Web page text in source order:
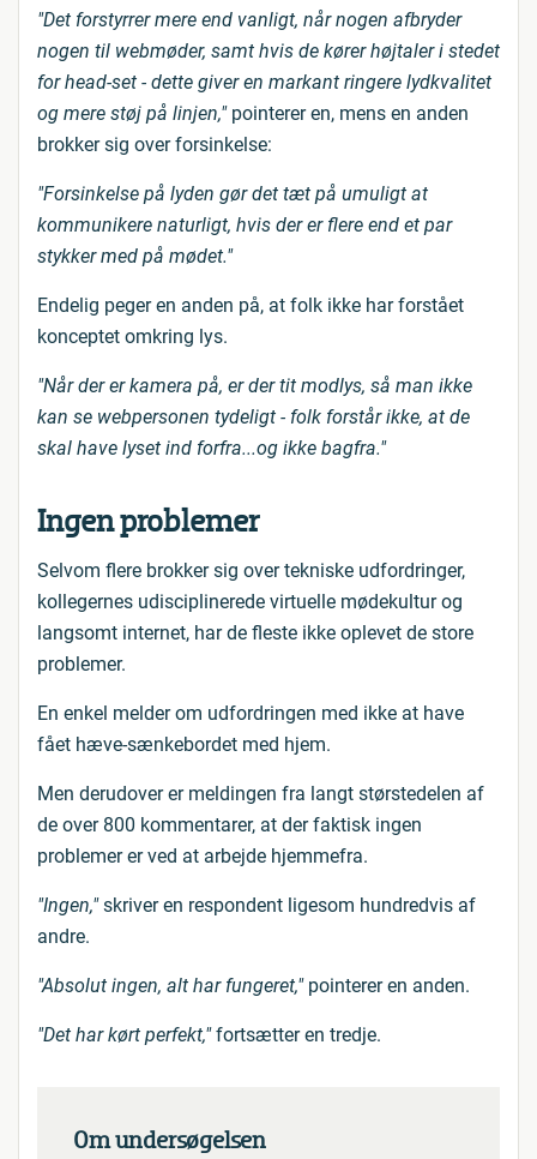
"Det forstyrrer mere end vanligt, når nogen afbryder
nogen til webmøder, samt hvis de kører højtaler i stedet
for head-set - dette giver en markant ringere lydkvalitet
og mere støj på linjen,"pointerer en, mens en anden
brokker sig over forsinkelse:
"Forsinkelse på lyden gør det tæt på umuligt at
kommunikere naturligt, hvis der er flere end et par
stykker med på mødet."
Endelig peger en anden på, at folk ikke har forstået
konceptet omkring lys.
"Når der er kamera på, er der tit modlys, så man ikke
kan se webpersonen tydeligt - folk forstår ikke, at de
skal have lyset ind forfra...og ikke bagfra."
Ingen problemer
Selvom flere brokker sig over tekniske udfordringer,
kollegernes udisciplinerede virtuelle mødekultur og
langsomt internet, har de fleste ikke oplevet de store
problemer.
En enkel melder om udfordringen med ikke at have
fået hæve-sænkebordet med hjem.
Men derudover er meldingen fra langt størstedelen af
de over 800 kommentarer, at der faktisk ingen
problemer er ved at arbejde hjemmefra.
"Ingen,"skriver en respondent ligesom hundredvis af
andre.
"Absolut ingen, alt har fungeret,"pointerer en anden.
"Det har kørt perfekt,"fortsætter en tredje.
Om undersøgelsen